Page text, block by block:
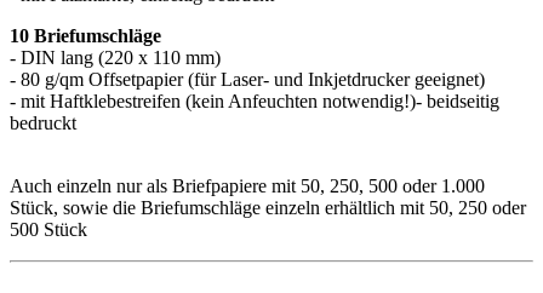
10 Briefumschläge
- DIN lang (220 x 110 mm)
- 80 g/qm Offsetpapier (für Laser- und Inkjetdrucker geeignet)
- mit Haftklebestreifen (kein Anfeuchten notwendig!)- beidseitig
bedruckt
Auch einzeln nur als Briefpapiere mit 50, 250, 500 oder 1.000
Stück, sowie die Briefumschläge einzeln erhältlich mit 50, 250 oder
500 Stück